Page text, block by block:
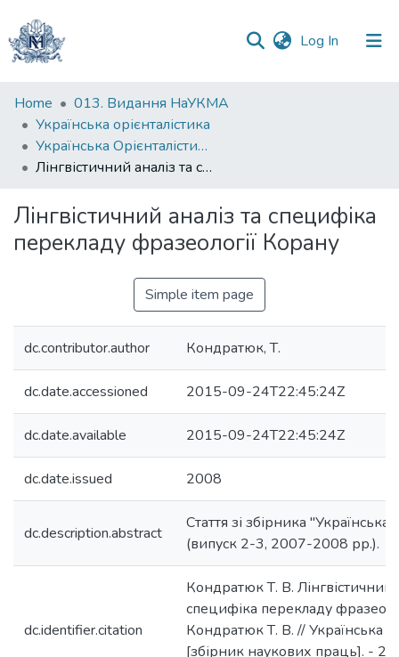
Log In (current)
Communities
&
Collections
All of DSpace
Statistics
Home
013. Видання НаУКМА
Українська орієнталістика
Українська Орієнталістика. Випуск 2-3, 2007-2008
Лінгвістичний аналіз та специфіка перекладу фразеології Корану
Лінгвістичний аналіз та специфіка
перекладу фразеології Корану
Simple item page
dc.contributor.author Кондратюк, Т.
dc.date.accessioned 2015-09-24T22:45:24Z
dc.date.available 2015-09-24T22:45:24Z
dc.date.issued 2008
dc.description.abstract
Стаття зі збірника "Українська
(випуск 2-3, 2007-2008 рр.).
dc.identifier.citation
Кондратюк Т. В. Лінгвістичний
специфіка перекладу
Кондратюк Т. В. // Українська
[збірник наукових праць]. -